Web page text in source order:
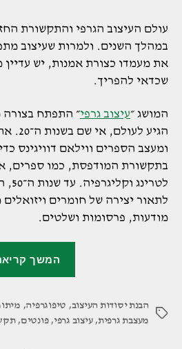
עולם העיצוב הגרפי והתקשורת
במהלך השנים. ולמרות שעיצוב
את מעמדו כצורת אמנות, יש עדיין
שכדאי להפריך.
המושג ״עיצוב גרפי״ התפתח
הגיע
ומעצב הספרים ווילאם דוויגינס
בתקשורת המודפסת, כמו ספרים,
לתאור יצירה של חומרים
מודעות, פרסומות ושלטים.
המשך
תגיות
הבנת יסודות העיצוב, טיפוגרפיה,
מעצבת גרפית,עיצוב גרפי,פונטים,